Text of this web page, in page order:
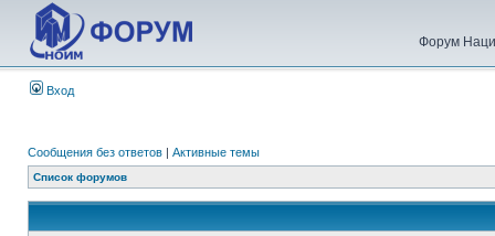
Форум
Вход
Сообщения без ответов | Активные темы
Список форумов